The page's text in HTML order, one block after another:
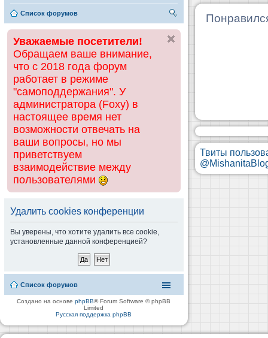
Список форумов
ск
Уважаемые посетители!
Обращаем ваше внимание,
что с 2018 года форум
работает в режиме
"самоподдержания". У
администратора (Foxy) в
настоящее время нет
возможности отвечать на
ваши вопросы, но мы
приветствуем
взаимодействие между
пользователями
Удалить cookies конференции
Вы уверены, что хотите удалить все cookie,
установленные данной конференцией?
Список форумов
Создано на основеphpBB® Forum Software © phpBB
Limited
Русская поддержка phpBB
Твиты